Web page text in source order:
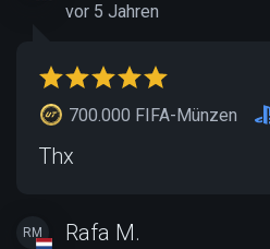
vor 5 Jahren
700.000 FIFA-Münzen
Thx
RM Rafa M.